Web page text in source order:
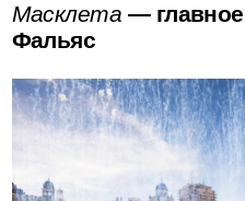
Масклета —
Фальяс